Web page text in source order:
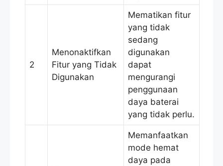
2
Menonaktifkan
Fitur yang Tidak
Digunakan
Mematikan fitur
yang tidak
sedang
digunakan
dapat
mengurangi
penggunaan
daya baterai
yang tidak perlu.
Memanfaatkan
mode hemat
daya pada